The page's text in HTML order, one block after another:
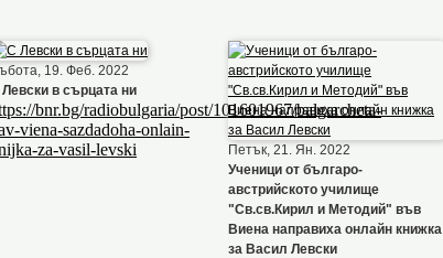
19. Феб. 2022
в сърцата ни
bnr.bg/radiobulgaria/post/101601967/balgarcheta-
viena-sazdadoha-onlain-
za-vasil-levski
Петък, 21. Ян. 2022
Ученици от българо-
австрийското училище
"Св.св.Кирил и Методий" във
Виена направиха онлайн книжка
за Васил Левски